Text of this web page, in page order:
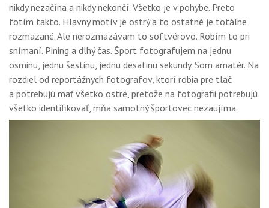
nikdy nezačína a nikdy nekončí. Všetko je v pohybe. Preto
fotím takto. Hlavný motív je ostrý a to ostatné je totálne
rozmazané. Ale nerozmazávam to softvérovo. Robím to pri
snímaní. Pining a dlhý čas. Šport fotografujem na jednu
osminu, jednu šestinu, jednu desatinu sekundy. Som amatér. Na
rozdiel od reportážnych fotografov, ktorí robia pre tlač
a potrebujú mať všetko ostré, pretože na fotografii potrebujú
všetko identifikovať, mňa samotný športovec nezaujíma.